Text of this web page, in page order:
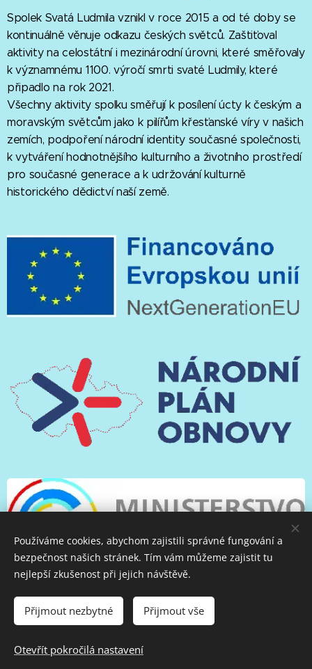
Spolek Svatá Ludmila vznikl v roce 2015 a od té doby se
kontinuálně věnuje odkazu českých světců. Zaštiťoval
aktivity na celostátní i mezinárodní úrovni, které směřovaly
k významnému 1100. výročí smrti svaté Ludmily, které
připadlo na rok 2021.
Všechny aktivity spolku směřují k posílení úcty k českým a
moravským světcům jako k pilířům křesťanské víry v našich
zemích, podpoření národní identity současné společnosti,
k vytváření hodnotnějšího kulturního a životního prostředí
pro současné generace a k udržování kulturně
historického dědictví naší země.
© 2018—2024 Pedagogické centrum Arcibiskupství
Cookies
Používáme cookies, abychom zajistili správné fungování a
bezpečnost našich stránek. Tím vám můžeme zajistit tu
nejlepší zkušenost při jejich návštěvě.
Přijmout nezbytné Přijmout vše
Otevřít pokročilá nastavení